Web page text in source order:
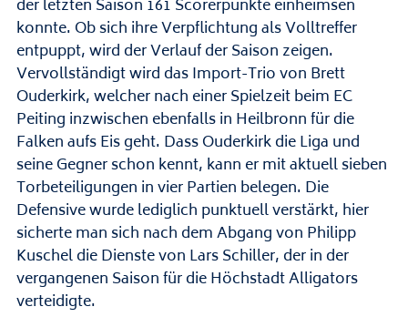
der letzten Saison 161 Scorerpunkte einheimsen
konnte. Ob sich ihre Verpflichtung als Volltreffer
entpuppt, wird der Verlauf der Saison zeigen.
Vervollständigt wird das Import-Trio von Brett
Ouderkirk, welcher nach einer Spielzeit beim EC
Peiting inzwischen ebenfalls in Heilbronn für die
Falken aufs Eis geht. Dass Ouderkirk die Liga und
seine Gegner schon kennt, kann er mit aktuell sieben
Torbeteiligungen in vier Partien belegen. Die
Defensive wurde lediglich punktuell verstärkt, hier
sicherte man sich nach dem Abgang von Philipp
Kuschel die Dienste von Lars Schiller, der in der
vergangenen Saison für die Höchstadt Alligators
verteidigte.